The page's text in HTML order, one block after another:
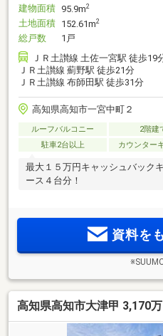
建物面積 95.9m2
土地面積 152.61m2
総戸数
1戸
ＪＲ土讃線 土佐一宮駅 徒歩19
ＪＲ土讃線 薊野駅 徒歩21分
ＪＲ土讃線 布師田駅 徒歩31分
高知県高知市一宮中町２
ルーフバルコニー 2階建
駐車2台以上
カウンター
最大１５万円キャッシュバック
ース４台分！
資料を
高知県高知市大津甲 3,170